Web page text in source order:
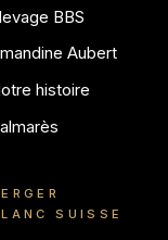
BBS
Aubert
histoire
SUISSE